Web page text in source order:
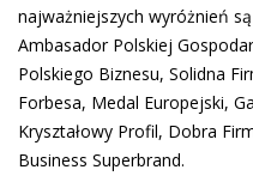
najważniejszych wyróżnień
Ambasador Polskiej
Polskiego Biznesu, Solidna
Forbesa, Medal Europejski,
Kryształowy Profil, Dobra
Business Superbrand.